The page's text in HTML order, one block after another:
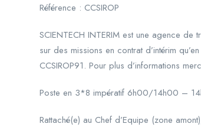
Référence : CCSIROP
SCIENTECH INTERIM est une agence
sur des missions en contrat d’intérim
CCSIROP91. Pour plus d’informations
Poste en 3*8 impératif 6h00/14h00 –
Rattaché(e) au Chef d’Equipe (zone